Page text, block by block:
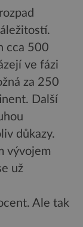
cca 500
ve fázi
za 250
Další
důkazy.
vývojem
už
Ale tak